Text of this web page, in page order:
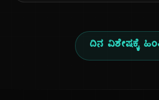
ದಿನ ವಿಶೇಷಕ್ಕೆ